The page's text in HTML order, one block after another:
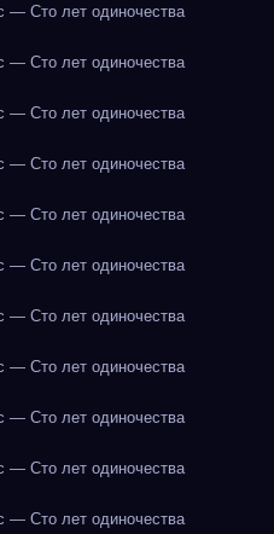
— Сто лет одиночества
— Сто лет одиночества
— Сто лет одиночества
— Сто лет одиночества
— Сто лет одиночества
— Сто лет одиночества
— Сто лет одиночества
— Сто лет одиночества
— Сто лет одиночества
— Сто лет одиночества
— Сто лет одиночества